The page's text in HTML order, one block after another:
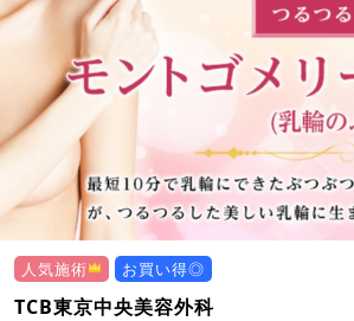
人気施術 お買い得◎
TCB東京中央美容外科